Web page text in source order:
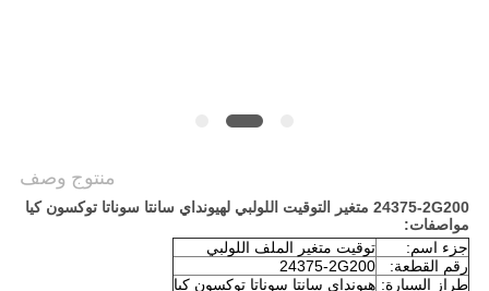
منتوج وصف
24375-2G200 متغير التوقيت اللولبي لهيونداي سانتا سوناتا توكسون كيا
مواصفات:
جزء اسم:
توقيت متغير الملف اللولبي
رقم القطعة:
24375-2G200
طراز السيارة: هيونداي سانتا سوناتا توكسون كيا